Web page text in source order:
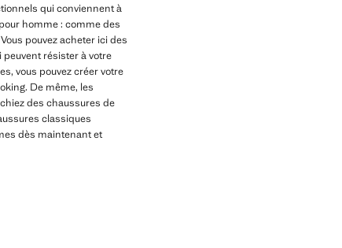
qui conviennent à
homme : comme des
pouvez acheter ici des
résister à votre
vous pouvez créer votre
De même, les
des chaussures de
classiques
dès maintenant et